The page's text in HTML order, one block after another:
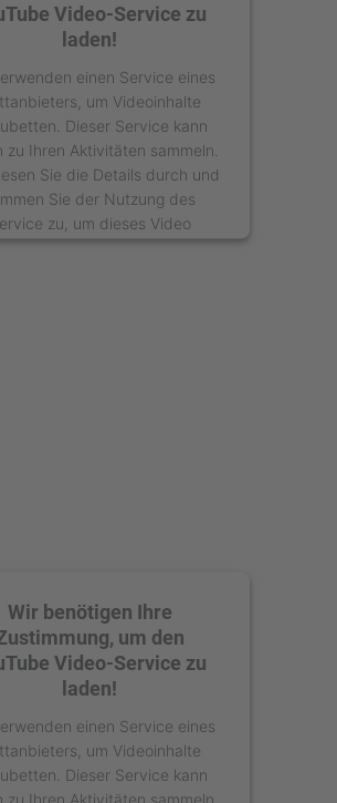
Video-Service zu
laden!
einen Service eines
um Videoinhalte
Dieser Service kann
zu Ihren Aktivitäten sammeln.
Sie die Details durch und
Sie der Nutzung des
zu, um dieses Video
anzusehen.
Wir benötigen Ihre
um den
Video-Service zu
laden!
einen Service eines
um Videoinhalte
Dieser Service kann
zu Ihren Aktivitäten sammeln.